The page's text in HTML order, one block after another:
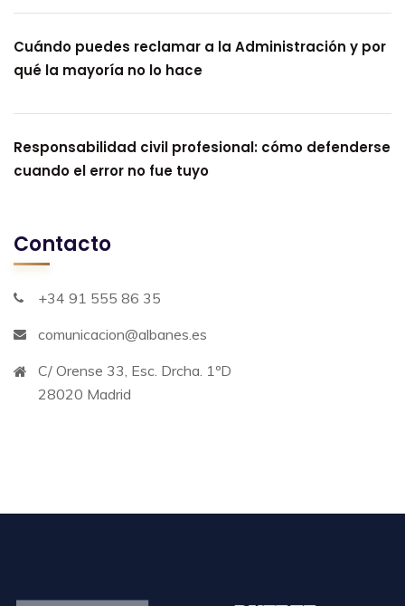
Cuándo puedes reclamar a la Administración y por
qué la mayoría no lo hace
Responsabilidad civil profesional: cómo defenderse
cuando el error no fue tuyo
Contacto
+34 91 555 86 35
comunicacion@albanes.es
C/ Orense 33, Esc. Drcha. 1ºD
28020 Madrid